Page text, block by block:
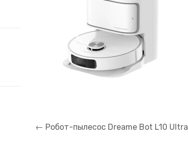
Навигация
← Робот-пылесос Dreame Bot L10 Ultra